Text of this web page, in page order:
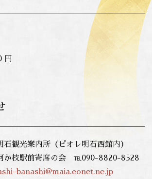
円
観光案内所（ピオレ明石西館内）
か枝駅前寄席の会 ℡090-8820-8528
banashi@maia.eonet.ne.jp